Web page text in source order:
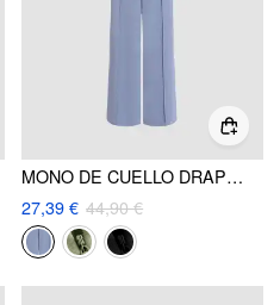
MONO DE CUELLO DRAPEADO SÓLIDO
27,39 € 44,90 €